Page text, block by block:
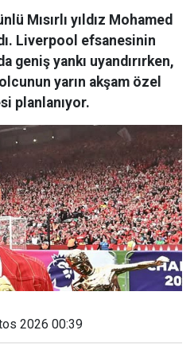
Mısırlı yıldız Mohamed
Liverpool efsanesinin
geniş yankı uyandırırken,
yarın akşam özel
planlanıyor.
2026 00:39